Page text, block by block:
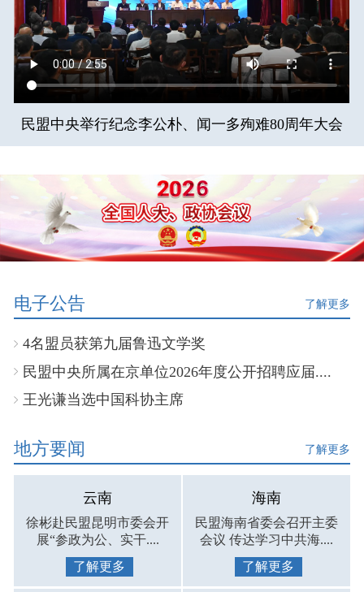
民盟中央举行纪念李公朴、闻一多殉难80周年大会
电子公告 了解更多
4名盟员获第九届鲁迅文学奖
民盟中央所属在京单位2026年度公开招聘应届....
王光谦当选中国科协主席
地方要闻 了解更多
云南
徐彬赴民盟昆明市委会开
展“参政为公、实干....
了解更多
海南
民盟海南省委会召开主委
会议 传达学习中共海....
了解更多